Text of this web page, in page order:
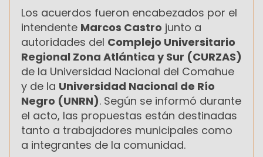
Los acuerdos fueron encabezados por el
intendente Marcos Castro junto a
autoridades del Complejo Universitario
Regional Zona Atlántica y Sur (CURZAS)
de la Universidad Nacional del Comahue
y de la Universidad Nacional de Río
Negro (UNRN). Según se informó durante
el acto, las propuestas están destinadas
tanto a trabajadores municipales como
a integrantes de la comunidad.